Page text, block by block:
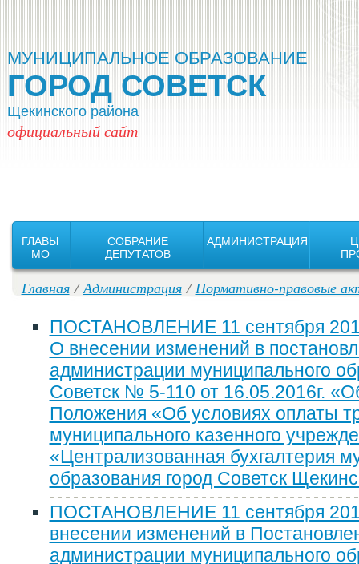
МУНИЦИПАЛЬНОЕ ОБРАЗОВАНИЕ
ГОРОД СОВЕТСК
Щекинского района
официальный сайт
ГЛАВЫ
MO
СОБРАНИЕ
ДЕПУТАТОВ
АДМИНИСТРАЦИЯ
Главная/Администрация/Нормативно-правовые
ПОСТАНОВЛЕНИЕ 11 сентября
О внесении изменений в
администрации муниципального
Советск № 5-110 от 16.05.2016г.
Положения «Об условиях оплаты
муниципального казенного
«Централизованная бухгалтерия
образования город Советск
ПОСТАНОВЛЕНИЕ 11 сентября
внесении изменений в
администрации муниципального